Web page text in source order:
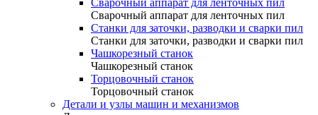
Сварочный аппарат для ленточных пил
Сварочный аппарат для ленточных пил
Станки для заточки, разводки и сварки пил
Станки для заточки, разводки и сварки пил
Чашкорезный станок
Чашкорезный станок
Торцовочный станок
Торцовочный станок
Детали и узлы машин и механизмов